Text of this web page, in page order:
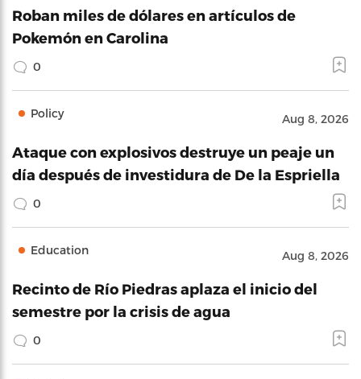
Roban miles de dólares en artículos de
Pokemón en Carolina
0
Policy Aug 8, 2026
Ataque con explosivos destruye un peaje un
día después de investidura de De la Espriella
0
Education Aug 8, 2026
Recinto de Río Piedras aplaza el inicio del
semestre por la crisis de agua
0